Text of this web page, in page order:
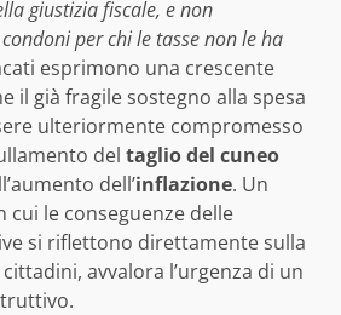
giustizia fiscale, e non
per chi le tasse non le ha
esprimono una crescente
il già fragile sostegno alla spesa
ulteriormente compromesso
del taglio del cuneo
dell’inflazione. Un
cui le conseguenze delle
si riflettono direttamente sulla
avvalora l’urgenza di un